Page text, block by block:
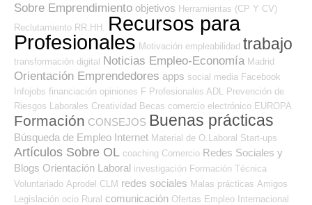
Sobre Emprendimiento objetivos Herramientas (CP Y CV)
Reclutamiento RR.HH.
Recursos para
Profesionales Motivación empleabilidad trabajo
transformación digital Noticias Empleo-Economía Madrid
Orientación Emprendedores apps social media Facebook
Infojobs financiación opiniones F Profesionales ADL
Prevención de
Riesgos Laborales Creatividad Becas comercio electrónico EUROPA
Formación CONSEJOS Buenas prácticas
Búsqueda de Empleo Internet Material de O.Laboral Start-ups
Artículos Sobre OL coaching Comercio Redes Sociales y
Blogs Orientación Laboral investigación Formación Técnica
Voluntariado Aprodel CLM redes sociales Malas prácticas Amigos
Legislación ocio Rural comunicación Ofertas Empleo Internacional